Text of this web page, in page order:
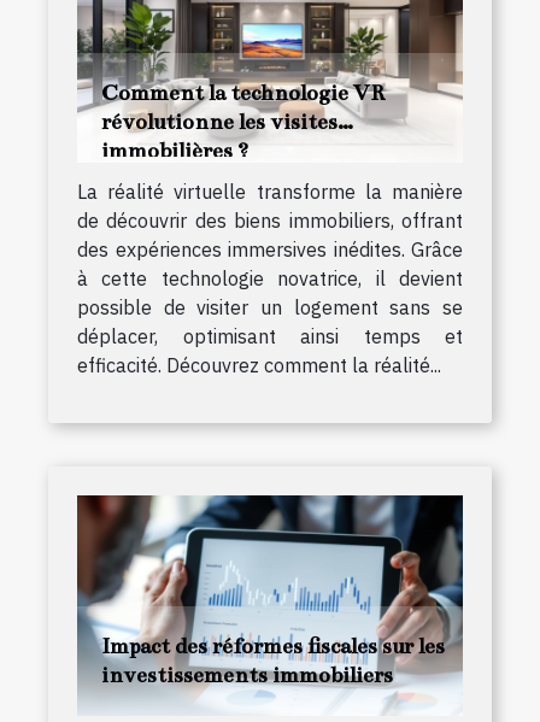
Comment la technologie VR
révolutionne les visites
immobilières ?
La réalité virtuelle transforme la manière
de découvrir des biens immobiliers, offrant
des expériences immersives inédites. Grâce
à cette technologie novatrice, il devient
possible de visiter un logement sans se
déplacer, optimisant ainsi temps et
efficacité. Découvrez comment la réalité...
Impact des réformes fiscales sur les
investissements immobiliers